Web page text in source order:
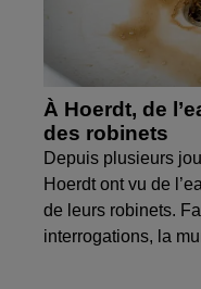
À Hoerdt, de
des robinets
Depuis plusieurs
Hoerdt ont vu de
de leurs robinets.
interrogations, la